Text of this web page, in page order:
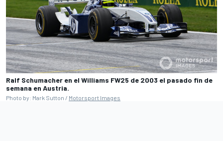
Ralf Schumacher en el Williams FW25 de 2003 el pasado fin de
semana en Austria.
Photo by: Mark Sutton / Motorsport Images